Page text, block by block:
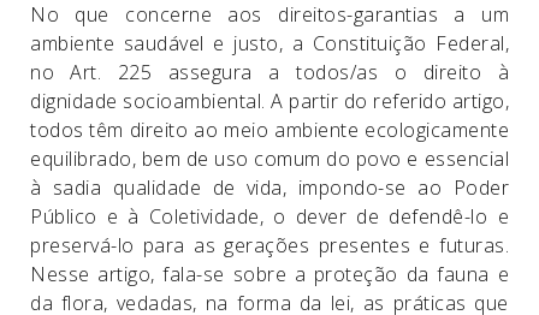
No que concerne aos direitos-garantias a um
ambiente saudável e justo, a Constituição Federal,
no Art. 225 assegura a todos/as o direito à
dignidade socioambiental. A partir do referido artigo,
todos têm direito ao meio ambiente ecologicamente
equilibrado, bem de uso comum do povo e essencial
à sadia qualidade de vida, impondo-se ao Poder
Público e à Coletividade, o dever de defendê-lo e
preservá-lo para as gerações presentes e futuras.
Nesse artigo, fala-se sobre a proteção da fauna e
da flora, vedadas, na forma da lei, as práticas que